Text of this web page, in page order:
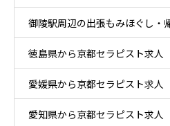
御陵駅周辺の出張もみほぐし・
徳島県から京都セラピスト求人
愛媛県から京都セラピスト求人
愛知県から京都セラピスト求人